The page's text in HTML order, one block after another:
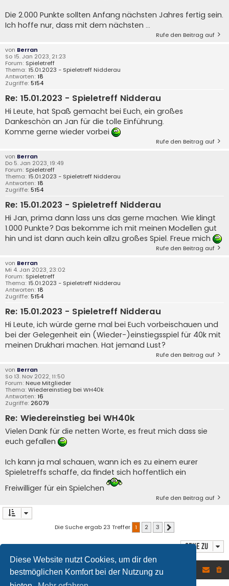
Diese Website nutzt Cookies, um dir den
bestmöglichen Komfort bei der Nutzung zu
Die 2.000 Punkte sollten Anfang nächsten Jahres fertig sein.
Ich hoffe nur, dass mit dem nächsten ...
Rufe den Beitrag auf
von Berran
So 15. Jan 2023, 21:23
Forum: Spieletreff
Thema: 15.01.2023 - Spieletreff Nidderau
Antworten: 18
Zugriffe: 5154
Re: 15.01.2023 - Spieletreff Nidderau
Hi Leute, hat Spaß gemacht bei Euch, ein großes
Dankeschön an Jan für die tolle Einführung.
Komme gerne wieder vorbei
Rufe den Beitrag auf
von Berran
Do 5. Jan 2023, 19:49
Forum: Spieletreff
Thema: 15.01.2023 - Spieletreff Nidderau
Antworten: 18
Zugriffe: 5154
Re: 15.01.2023 - Spieletreff Nidderau
Hi Jan, prima dann lass uns das gerne machen. Wie klingt
1.000 Punkte? Das bekomme ich mit meinen Modellen gut
hin und ist dann auch kein allzu großes Spiel. Freue mich
Rufe den Beitrag auf
von Berran
Mi 4. Jan 2023, 23:02
Forum: Spieletreff
Thema: 15.01.2023 - Spieletreff Nidderau
Antworten: 18
Zugriffe: 5154
Re: 15.01.2023 - Spieletreff Nidderau
Hi Leute, ich würde gerne mal bei Euch vorbeischauen und
bei der Gelegenheit ein (Wieder-)einstiegsspiel für 40k mit
meinen Drukhari machen. Hat jemand Lust?
Rufe den Beitrag auf
von Berran
So 13. Nov 2022, 11:50
Forum: Neue Mitglieder
Thema: Wiedereinstieg bei WH40k
Antworten: 16
Zugriffe: 26079
Re: Wiedereinstieg bei WH40k
Vielen Dank für die netten Worte, es freut mich dass sie
euch gefallen
Ich kann ja mal schauen, wann ich es zu einem eurer
Spieletreffs schaffe, da findet sich hoffentlich ein
Freiwilliger für ein Spielchen
Rufe den Beitrag auf
Die Suche ergab 23 Treffer 1 2 3
Gehe zu
Foren-Übersicht